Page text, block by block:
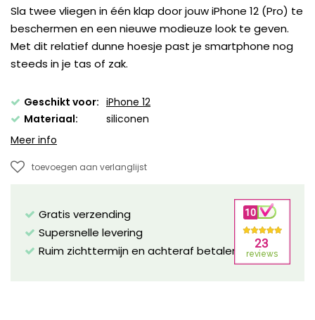
Sla twee vliegen in één klap door jouw iPhone 12 (Pro) te
beschermen en een nieuwe modieuze look te geven.
Met dit relatief dunne hoesje past je smartphone nog
steeds in je tas of zak.
Geschikt voor: iPhone 12
Materiaal:
siliconen
Meer info
toevoegen aan verlanglijst
Gratis verzending
Supersnelle levering
Ruim zichttermijn en achteraf betalen mogelijk!